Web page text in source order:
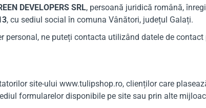
DEVELOPERS SRL, persoană juridică română,
, cu sediul social în comuna Vânători, județul Galați.
personal, ne puteți contacta utilizând datele de
site-ului www.tulipshop.ro, clienților care
formularelor disponibile pe site sau prin alte